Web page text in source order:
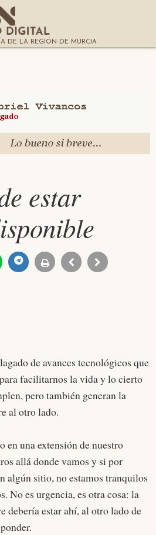
DE LA REGIÓN DE MURCIA
estar
de avances tecnológicos que
facilitarnos la vida y lo cierto
pero también generan la
al otro lado.
en una extensión de nuestro
allá donde vamos y si por
algún sitio, no estamos tranquilos
No es urgencia, es otra cosa: la
debería estar ahí, al otro lado de